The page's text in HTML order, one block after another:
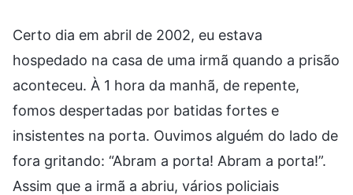
Certo dia em abril de 2002, eu estava
hospedado na casa de uma irmã quando a prisão
aconteceu. À 1 hora da manhã, de repente,
fomos despertadas por batidas fortes e
insistentes na porta. Ouvimos alguém do lado de
fora gritando: “Abram a porta! Abram a porta!”.
Assim que a irmã a abriu, vários policiais